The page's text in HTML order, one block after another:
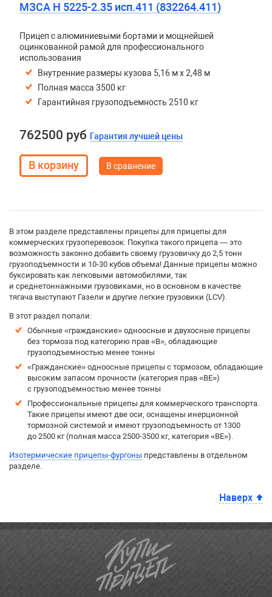
МЗСА H 5225-2.35 исп.411 (832264.411)
Прицеп с алюминиевыми бортами и мощнейшей
оцинкованной рамой для профессионального
использования
Внутренние размеры кузова 5,16 м х 2,48 м
Полная масса 3500 кг
Гарантийная грузоподъемность 2510 кг
762500 руб Гарантия лучшей цены
В сравнение
В этом разделе представлены прицепы для прицепы для
коммерческих грузоперевозок. Покупка такого прицепа — это
возможность законно добавить своему грузовичку до 2,5 тонн
грузоподъемности и 10-30 кубов объема! Данные прицепы можно
буксировать как легковыми автомобилями, так
и среднетоннажными грузовиками, но в основном в качестве
тягача выступают Газели и другие легкие грузовики (LCV).
В этот раздел попали:
Обычные «гражданские» одноосные и двухосные прицепы
без тормоза под категорию прав «B», обладающие
грузоподъемностью менее тонны
«Гражданские» одноосные прицепы с тормозом, обладающие
высоким запасом прочности (категория прав «BE»)
с грузоподъемностью менее тонны
Профессиональные прицепы для коммерческого транспорта.
Такие прицепы имеют две оси, оснащены инерционной
тормозной системой и имеют грузоподъемность от 1300
до 2500 кг (полная масса 2500-3500 кг, категория «BE»).
Изотермические прицепы-фургоны представлены в отдельном
разделе.
Наверх